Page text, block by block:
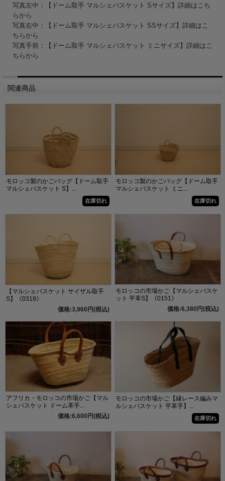
写真左中：【ドーム取手 マルシェバスケット Sサイズ】詳細はこち
らから
写真右中：【ドーム取手 マルシェバスケット SSサイズ】詳細はこ
ちらから
写真手前：【ドーム取手 マルシェバスケット ミニサイズ】詳細はこ
ちらから
関連商品
モロッコ製のかごバッグ【ドーム取手
マルシェバスケット S】...
在庫切れ
モロッコ製のかごバッグ【ドーム取手
マルシェバスケット ミニ...
在庫切れ
【マルシェバスケット サイザル取手
S】《0319》
価格:3,960円(税込)
モロッコの市場かご【マルシェバスケ
ット 平革S】《0151》
価格:6,380円(税込)
アフリカ・モロッコの市場かご【マル
シェバスケット ドーム革手...
価格:6,600円(税込)
モロッコの市場かご【縁レース編みマ
ルシェバスケット 平革手】...
在庫切れ